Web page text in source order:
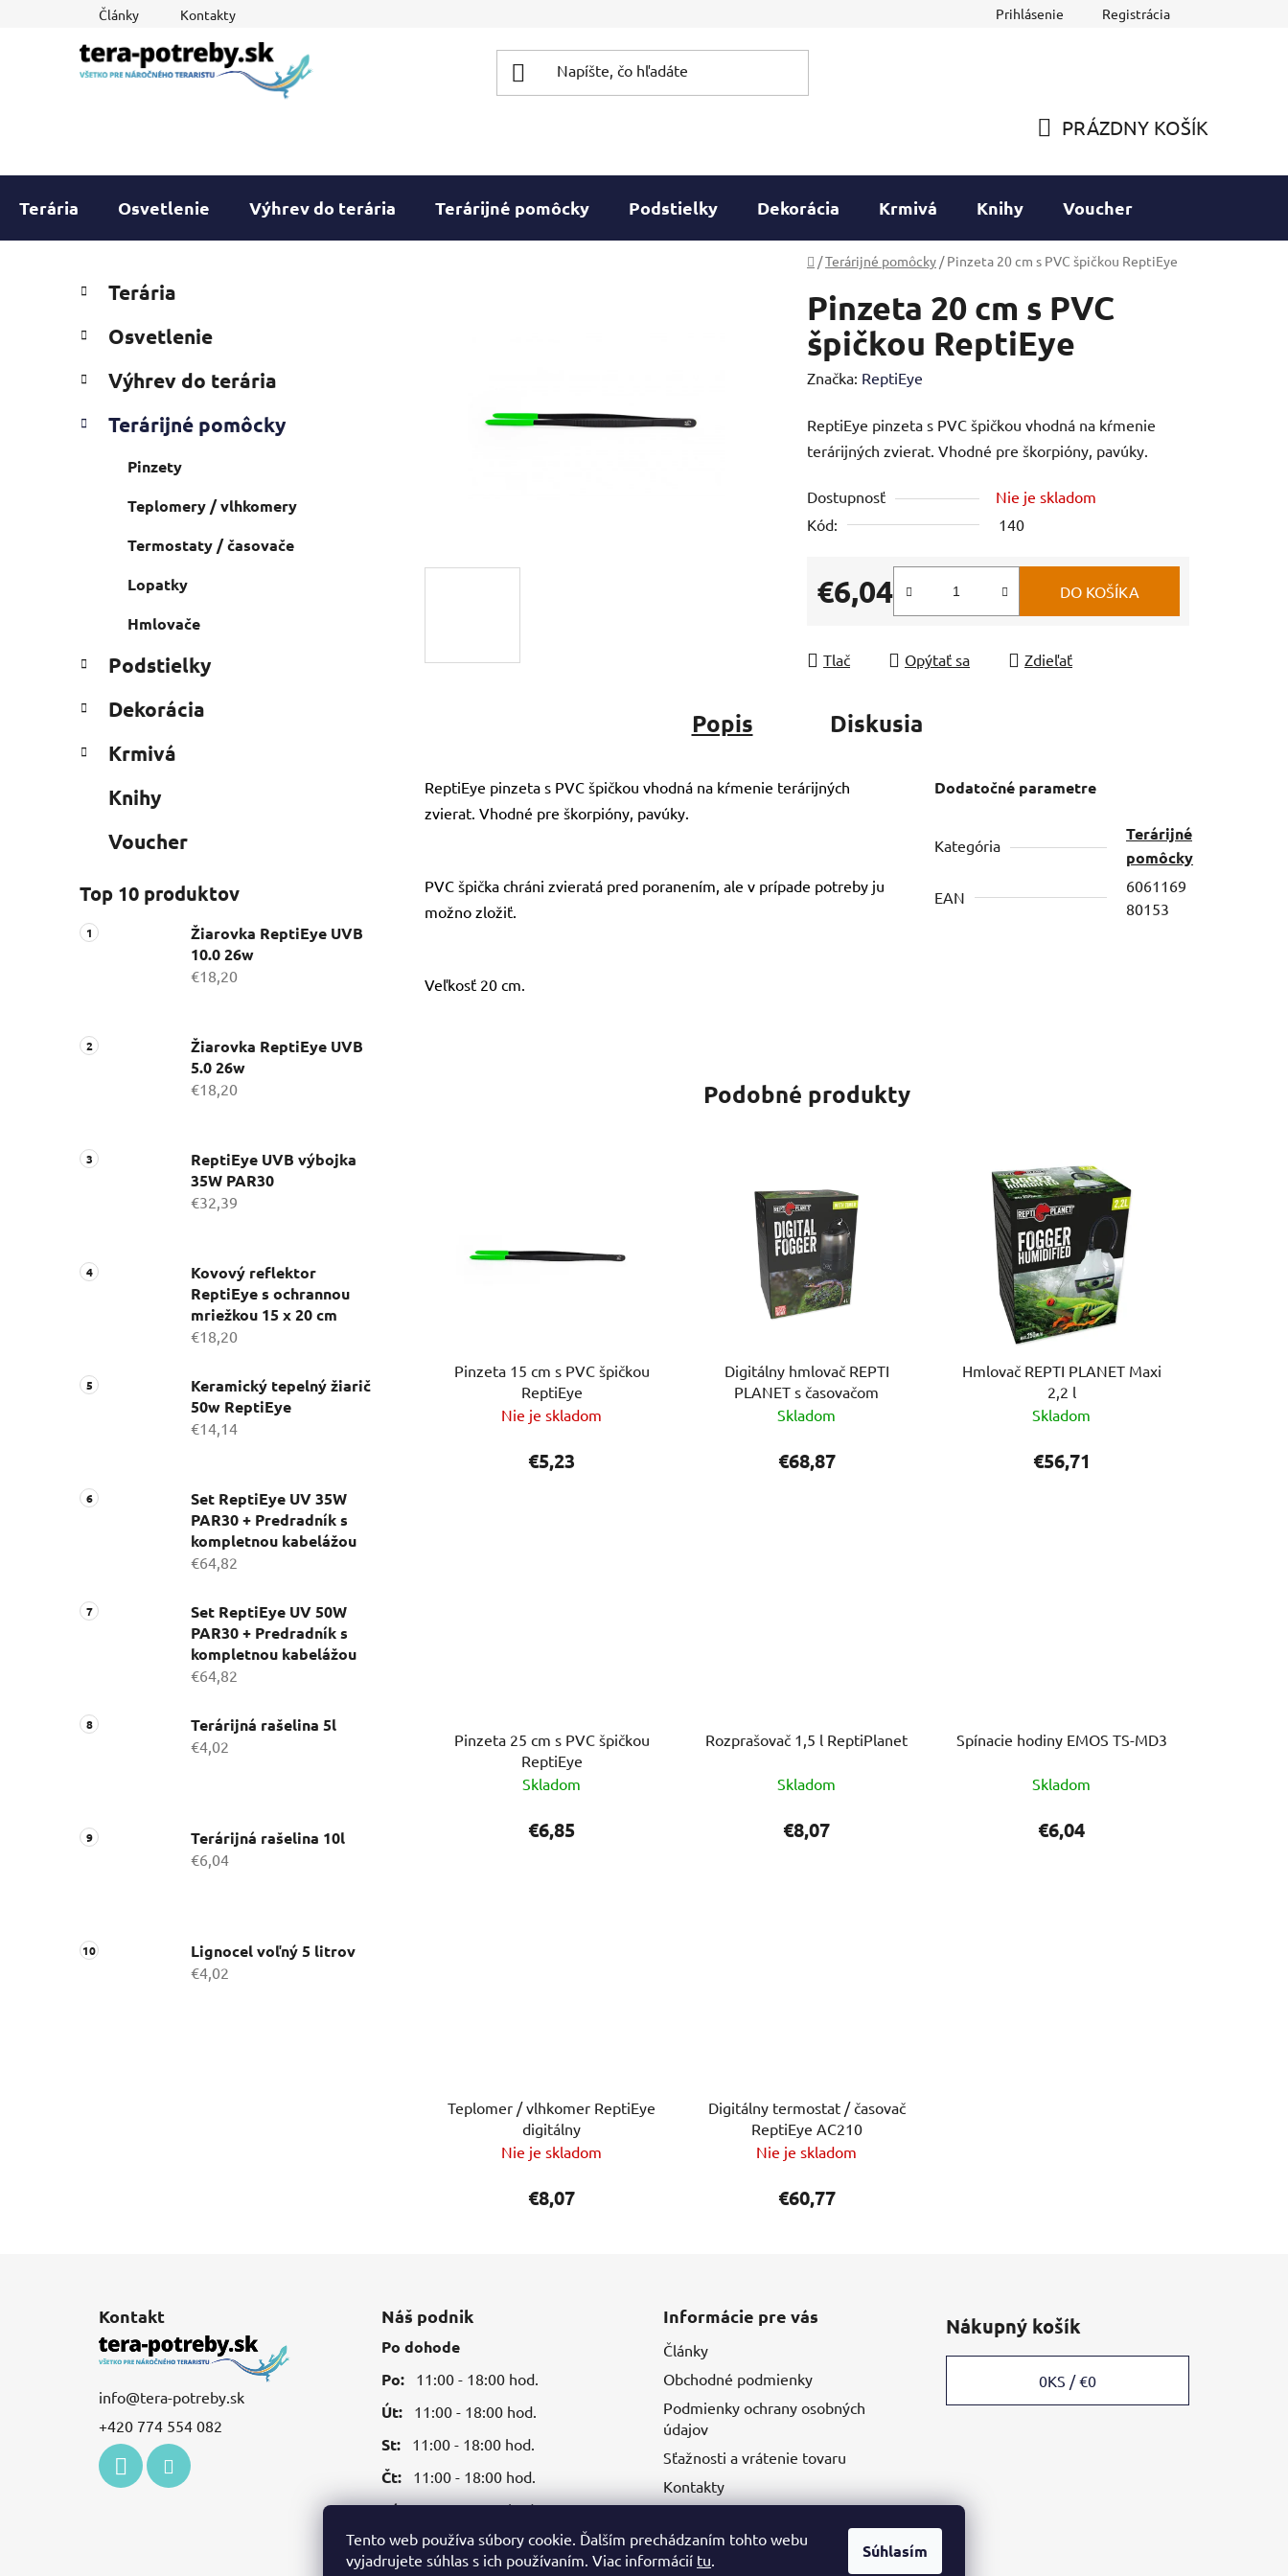
Tento web používa súbory cookie. Ďalším prechádzaním tohto webu
vyjadrujete súhlas s ich používaním. Viac informácií tu. Súhlasím
Články Kontakty Prihlásenie Registrácia
KOŠÍK
PRÁZDNY KOŠÍK
Terária Osvetlenie Výhrev do terária Terárijné pomôcky Podstielky Dekorácia Krmivá Knihy Voucher
Domov
/Terárijné pomôcky / Pinzeta 20 cm s PVC špičkou ReptiEye
B
o
č
ý
a
kategórie
a
e
ó
i
Terária
Osvetlenie
Výhrev do terária
Terárijné pomôcky
Pinzety
Teplomery / vlhkomery
Termostaty / časovače
Lopatky
Hmlovače
Podstielky
Dekorácia
Krmivá
Knihy
Voucher
Top 10 produktov
Žiarovka ReptiEye UVB
10.0 26w
€18,20
Žiarovka ReptiEye UVB
5.0 26w
€18,20
ReptiEye UVB výbojka
35W PAR30
€32,39
Kovový reflektor
ReptiEye s ochrannou
mriežkou 15 x 20 cm
€18,20
Keramický tepelný žiarič
50w ReptiEye
€14,14
Set ReptiEye UV 35W
PAR30 + Predradník s
kompletnou kabelážou
€64,82
Set ReptiEye UV 50W
PAR30 + Predradník s
kompletnou kabelážou
€64,82
Terárijná rašelina 5l
€4,02
Terárijná rašelina 10l
€6,04
Lignocel voľný 5 litrov
€4,02
Pinzeta 20 cm s PVC
špičkou ReptiEye
Značka: ReptiEye
ReptiEye pinzeta s PVC špičkou vhodná na kŕmenie
terárijných zvierat. Vhodné pre škorpióny, pavúky.
Dostupnosť
Nie je skladom
Kód:
140
€6,04
Jednotková cena:
DO KOŠÍKA
Tlač Opýtať sa Zdieľať
Popis Diskusia
ReptiEye pinzeta s PVC špičkou vhodná na kŕmenie terárijných
zvierat. Vhodné pre škorpióny, pavúky.
PVC špička chráni zvieratá pred poranením, ale v prípade potreby ju
možno zložiť.
Veľkosť 20 cm.
Dodatočné parametre
Kategória
Terárijné
pomôcky
EAN
6061169
80153
Podobné produkty
Pinzeta 15 cm s PVC špičkou
ReptiEye
Nie je skladom
€5,23
Digitálny hmlovač REPTI
PLANET s časovačom
Skladom
€68,87
Hmlovač REPTI PLANET Maxi
2,2 l
Skladom
€56,71
Pinzeta 25 cm s PVC špičkou
ReptiEye
Skladom
€6,85
Rozprašovač 1,5 l ReptiPlanet
Skladom
€8,07
Spínacie hodiny EMOS TS-MD3
Skladom
€6,04
Teplomer / vlhkomer ReptiEye
digitálny
Nie je skladom
€8,07
Digitálny termostat / časovač
ReptiEye AC210
Nie je skladom
€60,77
Kontakt
info@tera-potreby.sk
+420 774 554 082
Náš podnik
Po dohode
Po:11:00 - 18:00 hod.
Út:11:00 - 18:00 hod.
St:11:00 - 18:00 hod.
Čt:11:00 - 18:00 hod.
Pá:11:00 - 18:00 hod.
Informácie pre vás
Články
Obchodné podmienky
Podmienky ochrany osobných
údajov
Sťažnosti a vrátenie tovaru
Kontakty
Nákupný košík
0KS /€0